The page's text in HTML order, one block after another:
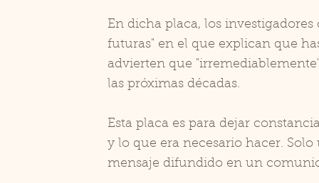
En dicha placa, los
futuras" en el que explican que
advierten que
las próximas décadas.
Esta placa es para dejar
y lo que era necesario hacer.
mensaje difundido en un